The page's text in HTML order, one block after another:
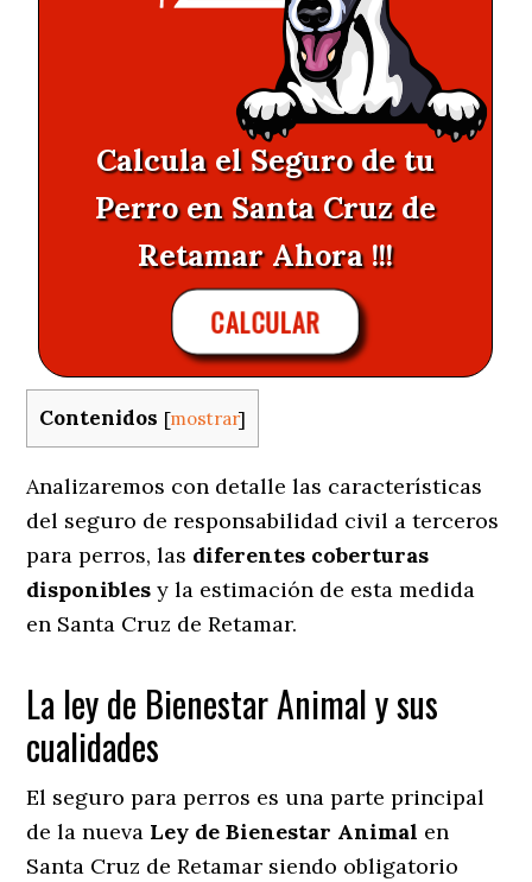
Calcula el Seguro de tu
Perro en Santa Cruz de
Retamar Ahora !!!
CALCULAR
Contenidos [mostrar]
Analizaremos con detalle las características
del seguro de responsabilidad civil a terceros
para perros, las diferentes coberturas
disponibles y la estimación de esta medida
en Santa Cruz de Retamar.
La ley de Bienestar Animal y sus
cualidades
El seguro para perros es una parte principal
de la nueva Ley de Bienestar Animal en
Santa Cruz de Retamar siendo obligatorio